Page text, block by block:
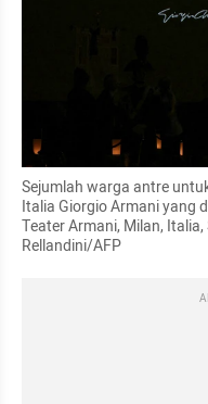
Sejumlah warga antre
Italia Giorgio Armani yang
Teater Armani, Milan,
Rellandini/AFP